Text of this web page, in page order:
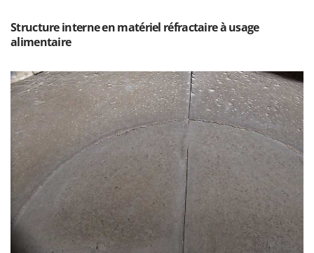
T
Taille-haies
Taille-haies à bras pour tracteur
Tondeuses à Gazon
Tondeuses autoportées
Tondeuses débroussailleuses thermiques
Trancheuses
Trancheuses de sol
Transpalettes
Treuils de débardage
Tronçonneuses
KitchenAid
Komo
L
Laica
Lampacrescia - MGM
Landxcape
LAR Casalinghi
Lavor
Linea VZ
Lisam
Lotusgrill
Structure interne en matériel réfractaire à usage
alimentaire